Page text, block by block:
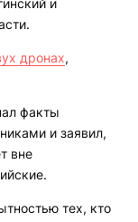
и
дронах,
факты
и заявил,
вне
тех, кто